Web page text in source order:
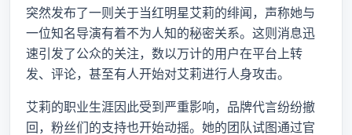
突然发布了一则关于当红明星艾莉的绯闻，声称她与
一位知名导演有着不为人知的秘密关系。这则消息迅
速引发了公众的关注，数以万计的用户在平台上转
发、评论，甚至有人开始对艾莉进行人身攻击。
艾莉的职业生涯因此受到严重影响，品牌代言纷纷撤
回，粉丝们的支持也开始动摇。她的团队试图通过官